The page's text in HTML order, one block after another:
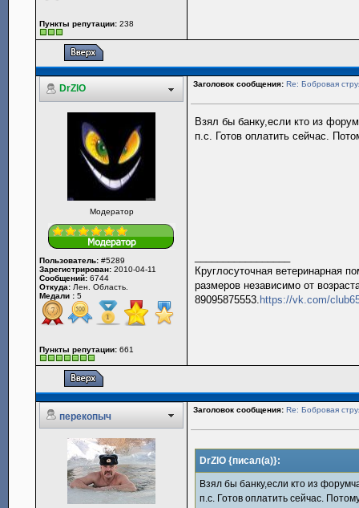
Пункты репутации: 238
DrZlO Заголовок сообщения: Re: Бобровая
Модератор
Пользователь: #5289
Зарегистрирован: 2010-04-11
Сообщений: 6744
Откуда: Лен. Область.
Медали : 5
Пункты репутации: 661
Взял бы банку,если кто из
п.с. Готов оплатить сейчас.
Круглосуточная ветеринарная
размеров независимо от
89095875553. https://vk.com/
перекопыч
Заголовок сообщения: Re: Бобровая
DrZlO {писал(а)}:
Взял бы банку,если кто из
п.с. Готов оплатить сейчас.